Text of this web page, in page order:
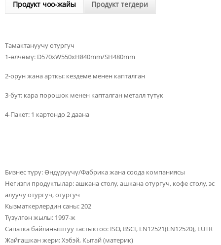
Продукт чоо-жайы Продукт тегдери
Тамактануучу отургуч
1-өлчөмү: D570xW550xH840mm/SH480mm
2-орун жана арткы: кездеме менен капталган
3-бут: кара порошок менен капталган металл түтүк
4-Пакет: 1 картондо 2 даана
Бизнес түрү: Өндүрүүчү/Фабрика жана соода компаниясы
Негизги продуктылар: ашкана столу, ашкана отургуч, кофе столу, эс
алуучу отургуч, отургуч
Кызматкерлердин саны: 202
Түзүлгөн жылы: 1997-ж
Сапатка байланыштуу тастыктоо: ISO, BSCI, EN12521(EN12520), EUTR
Жайгашкан жери: Хэбэй, Кытай (материк)